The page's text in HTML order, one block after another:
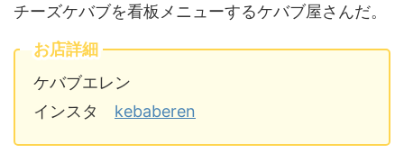
チーズケバブを看板メニューするケバブ屋さんだ。
お店詳細
ケバブエレン
インスタ kebaberen